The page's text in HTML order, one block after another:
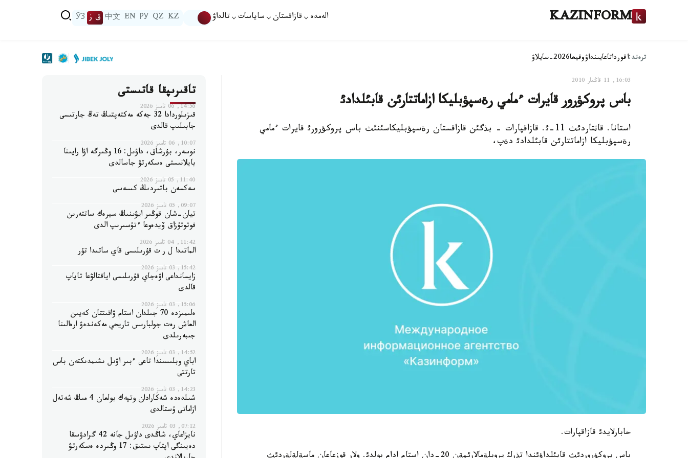
KAZINFORM الەمدە قازاقستان ساياسات تالداۋ KZ
QZ
РУ
EN
中文 ق ز ЎЗ
ترەند:اقورداتاعايىنداۋوقيعا2026-سايلاۋ
16:03, 11 قاڭتار 2010
باس پروكؤرور قايرات ءمامي رةسپؤبليكا ازاماتتارئن قابئلدادئ
استانا. قاثتاردئث 11-ئ. قازاقپارات - بذگئن قازاقستان رةسپؤبليكاسئنئث باس پروكؤرورئ قايرات ءمامي
رةسپؤبليكا ازاماتتارئن قابئلدادئ دةپ،
حابارلايدئ قازاقپارات.
تاقىرىپقا قاتىستى
14:56, 06 تامىز 2026
قىزىلوردادا 32 جەكە مەكتەپتىڭ تەڭ جارتىسى
جابىلىپ قالدى
10:07, 06 تامىز 2026
نوسەر، بۇرشاق، داۋىل: 16 وڭىرگە اۋا رايىنا
بايلانىستى ەسكەرتۋ جاسالدى
11:40, 05 تامىز 2026
سەكسەن باتىردىڭ كىسەسى
09:07, 05 تامىز 2026
تيان-شان قوڭىر ايۋىنىڭ سيرەك ساتتەرىن
فوتوتۇزاق ۆيدەوعا ءتۇسىرىپ الدى
11:42, 04 تامىز 2026
الماتىدا ل ر ت قۇرىلىسى قاي ساتىدا تۇر
15:42, 03 تامىز 2026
زايسانداعى اۋەجاي قۇرىلىسى اياقتالۋعا تاياپ
قالدى
15:06, 03 تامىز 2026
ەلىمىزدە 70 جىلدان استام ۋاقىتتان كەيىن
العاش رەت جولبارىس تاريحي مەكەندەۋ ارەالىنا
جىبەرىلدى
14:52, 03 تامىز 2026
اباي وبلىسىندا تاعى ءبىر اۋىل ىشىمدىكتەن باس
تارتتى
14:23, 03 تامىز 2026
شىلدەدە شەكارادان وتپەك بولعان 4 مىڭ شەتەل
ازاماتى ۇستالدى
07:12, 03 تامىز 2026
نايزاعاي، شاڭدى داۋىل جانە 42 گرادۋسقا
دەيىنگى اپتاپ ىستىق: 17 وڭىردە ەسكەرتۋ